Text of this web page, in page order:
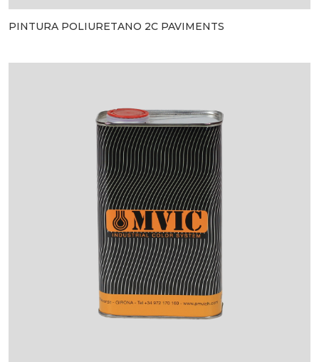
PINTURA POLIURETANO 2C PAVIMENTS